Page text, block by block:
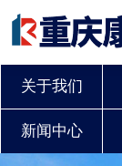
关于我们
新闻中心